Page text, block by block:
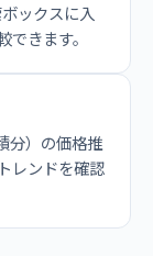
ックスに入
きます。
分）の価格推
レンドを確認